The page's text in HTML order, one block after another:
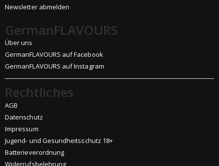
Newsletter abmelden
GermanFLAVOURS
Über uns
GermanFLAVOURS auf Facebook
GermanFLAVOURS auf Instagram
Rechtliches
AGB
Datenschutz
Impressum
Jugend- und Gesundheitsschutz 18+
Batterieverordnung
Widerrufsbelehrung